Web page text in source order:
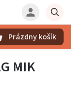
Prázdny košík
MIK